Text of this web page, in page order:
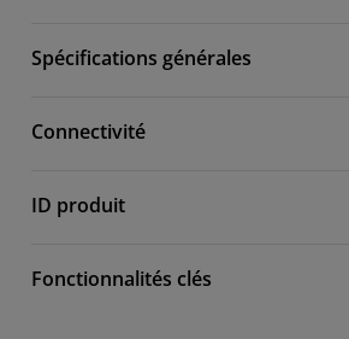
Spécifications générales
Connectivité
ID produit
Fonctionnalités clés